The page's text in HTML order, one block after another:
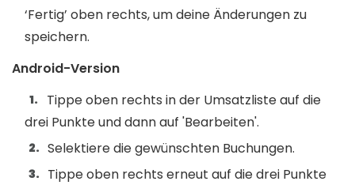
‘Fertig’ oben rechts, um deine Änderungen zu
speichern.
Android-Version
Tippe oben rechts in der Umsatzliste auf die
drei Punkte und dann auf 'Bearbeiten'.
Selektiere die gewünschten Buchungen.
Tippe oben rechts erneut auf die drei Punkte